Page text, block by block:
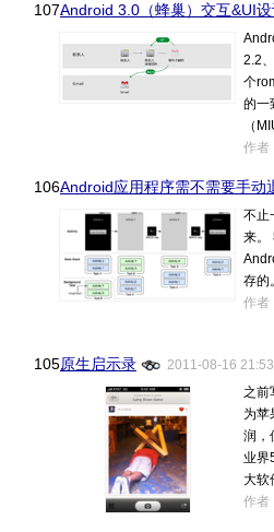
107.Android 3.0（蜂巢）交互&UI设
2.2
个
的一
（
作者
106.Android应用程序需不需要手动
不止
来。
存的
作者
105.原生启示录
2011-08-16 21:53
之
为苹
润，
业界
大软
作者